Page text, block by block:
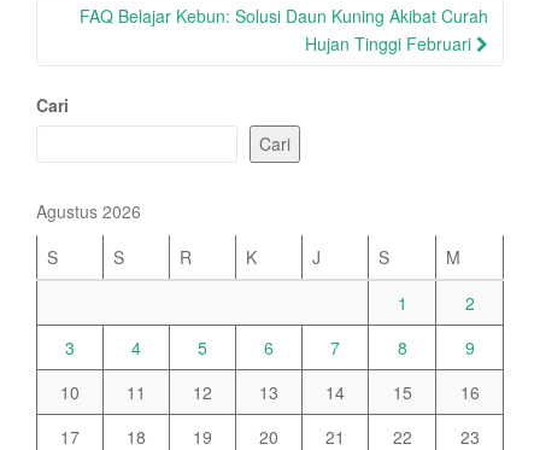
FAQ Belajar Kebun: Solusi Daun Kuning Akibat Curah
Hujan Tinggi Februari
Cari
Cari
Agustus 2026
S
S R K J S
M
1
2
3
4 5 6 7 8
9
10
11 12 13 14 15
16
17
18 19 20 21 22
23